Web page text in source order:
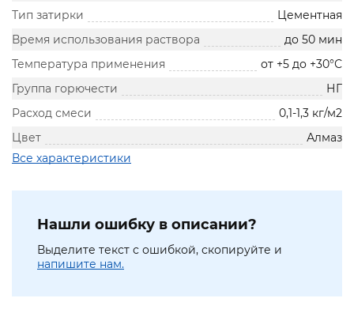
Тип затирки
Цементная
Время использования раствора
до 50 мин
Температура применения
от +5 до +30°С
Группа горючести
НГ
Расход смеси
0,1-1,3 кг/м2
Цвет
Алмаз
Все характеристики
Нашли ошибку в описании?
Выделите текст с ошибкой, скопируйте и
напишите нам.